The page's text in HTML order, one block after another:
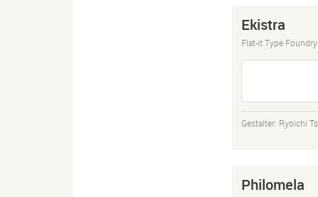
Ekistra
Flat-it Type Foundry
Gestalter: Ryoichi
Philomela